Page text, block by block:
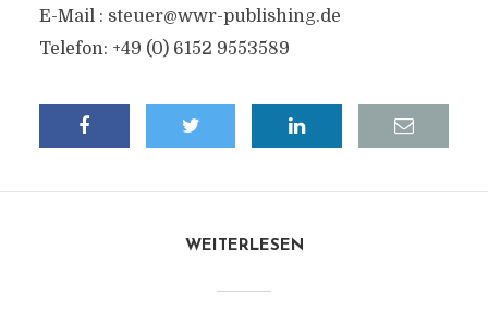
E-Mail : steuer@wwr-publishing.de
Telefon: +49 (0) 6152 9553589
WEITERLESEN